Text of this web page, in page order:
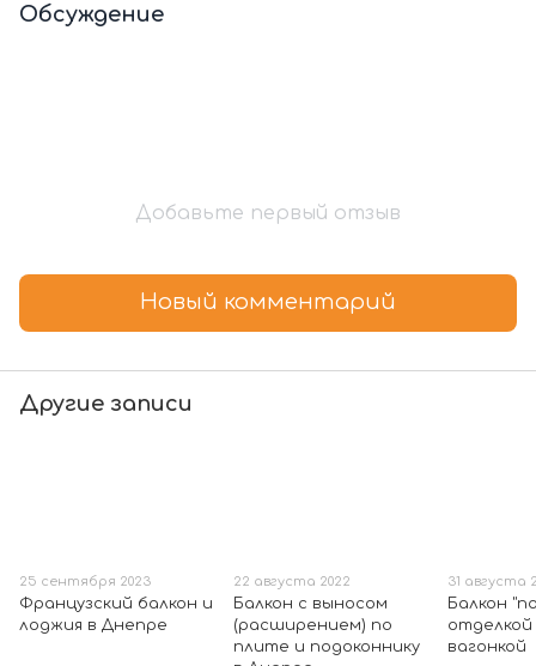
Обсуждение
Добавьте первый отзыв
Новый комментарий
Другие записи
25 сентября 2023
Французский балкон и
лоджия в Днепре
22 августа 2022
Балкон с выносом
(расширением) по
плите и подоконнику
31 августа
Балкон
вагонкой